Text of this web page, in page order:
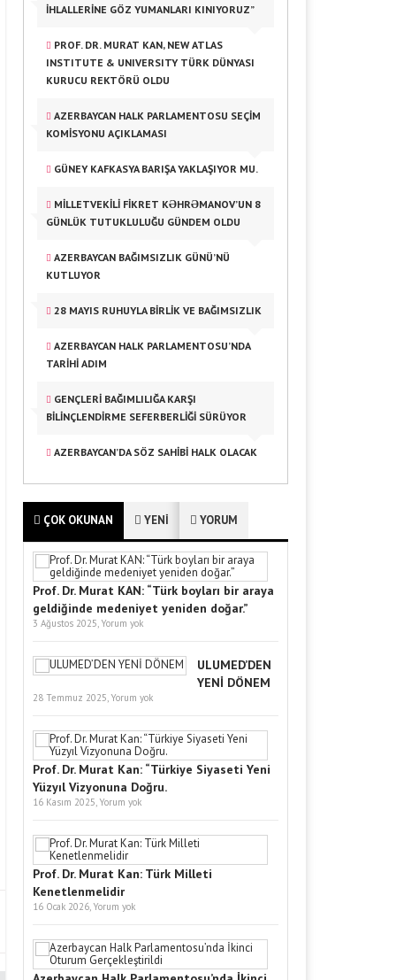
İHLALLERINE GÖZ YUMANLARI KINIYORUZ”
PROF. DR. MURAT KAN, NEW ATLAS
INSTITUTE & UNIVERSITY TÜRK DÜNYASI
KURUCU REKTÖRÜ OLDU
AZERBAYCAN HALK PARLAMENTOSU SEÇİM
KOMİSYONU AÇIKLAMASI
GÜNEY KAFKASYA BARIŞA YAKLAŞIYOR MU.
MİLLETVEKİLİ FİKRET KƏHRƏMANOV’UN 8
GÜNLÜK TUTUKLULUĞU GÜNDEM OLDU
AZERBAYCAN BAĞIMSIZLIK GÜNÜ’NÜ
KUTLUYOR
28 MAYIS RUHUYLA BIRLIK VE BAĞIMSIZLIK
AZERBAYCAN HALK PARLAMENTOSU’NDA
TARİHİ ADIM
GENÇLERI BAĞIMLILIĞA KARŞI
BILINÇLENDIRME SEFERBERLIĞI SÜRÜYOR
AZERBAYCAN’DA SÖZ SAHİBİ HALK OLACAK
ÇOK OKUNAN YENİ YORUM
Prof. Dr. Murat KAN: “Türk boyları bir araya
geldiğinde medeniyet yeniden doğar.”
3 Ağustos 2025, Yorum yok
ULUMED’DEN
YENİ DÖNEM
28 Temmuz 2025, Yorum yok
Prof. Dr. Murat Kan: “Türkiye Siyaseti Yeni
Yüzyıl Vizyonuna Doğru.
16 Kasım 2025, Yorum yok
Prof. Dr. Murat Kan: Türk Milleti
Kenetlenmelidir
16 Ocak 2026, Yorum yok
Parlamentosu'ndan Sert
Tepki: "Hak İhlallerine Göz
Yumanları Kınıyoruz"
Doç. Dr. Murat KAN;
"Unutulmamalıdır ki güvenli
kullanılan bir madde